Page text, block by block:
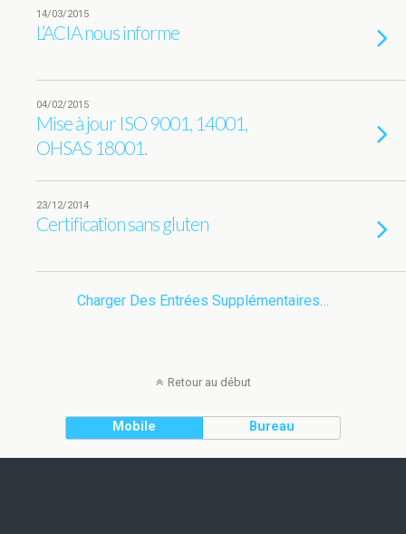
14/03/2015
L’ACIA nous informe
04/02/2015
Mise à jour ISO 9001, 14001,
OHSAS 18001.
23/12/2014
Certification sans gluten
Charger Des Entrées Supplémentaires…
Retour au début
Mobile Bureau